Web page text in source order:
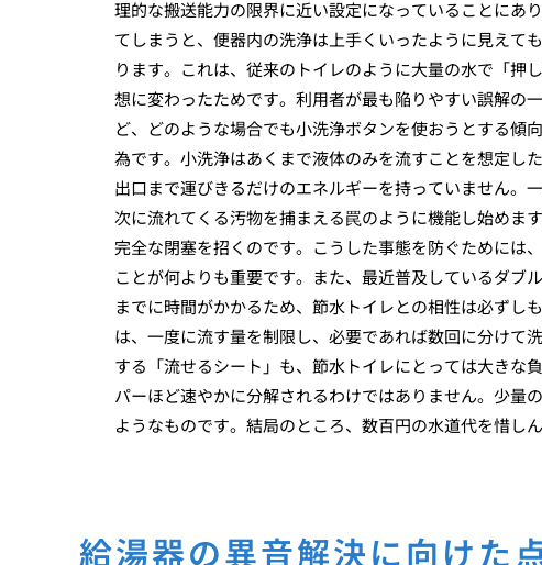
理的な搬送能力の限界に近い設定になっていることにあ
てしまうと、便器内の洗浄は上手くいったように見えて
ります。これは、従来のトイレのように大量の水で「押
想に変わったためです。利用者が最も陥りやすい誤解の
ど、どのような場合でも小洗浄ボタンを使おうとする傾
為です。小洗浄はあくまで液体のみを流すことを想定し
出口まで運びきるだけのエネルギーを持っていません。
次に流れてくる汚物を捕まえる罠のように機能し始めま
完全な閉塞を招くのです。こうした事態を防ぐためには
ことが何よりも重要です。また、最近普及しているダブ
までに時間がかかるため、節水トイレとの相性は必ずし
は、一度に流す量を制限し、必要であれば数回に分けて
する「流せるシート」も、節水トイレにとっては大きな
パーほど速やかに分解されるわけではありません。少量
ようなものです。結局のところ、数百円の水道代を惜し
給湯器の異音解決に向けた